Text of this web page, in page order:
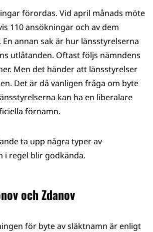
förordas. Vid april månads möte
110 ansökningar och av dem
annan sak är hur länsstyrelserna
utlåtanden. Oftast följs nämndens
Men det händer att länsstyrelser
Det är då vanligen fråga om byte
kan ha en liberalare
förnamn.
ta upp några typer av
i regel blir godkända.
och Zdanov
för byte av släktnamn är enligt